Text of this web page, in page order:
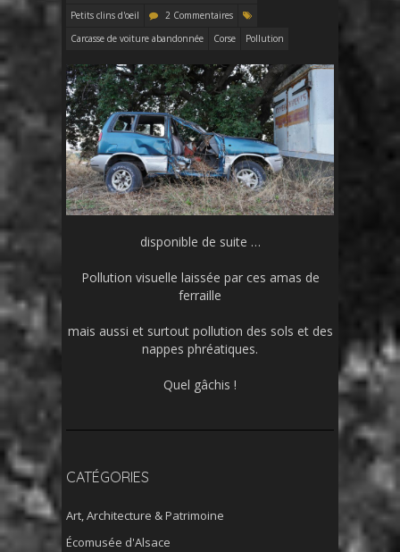
Petits clins d'oeil
2 Commentaires
Carcasse de voiture abandonnée
Corse Pollution
disponible de suite …
Pollution visuelle laissée par ces amas de
ferraille
mais aussi et surtout pollution des sols et des
nappes phréatiques.
Quel gâchis !
CATÉGORIES
Art, Architecture & Patrimoine
Écomusée d'Alsace